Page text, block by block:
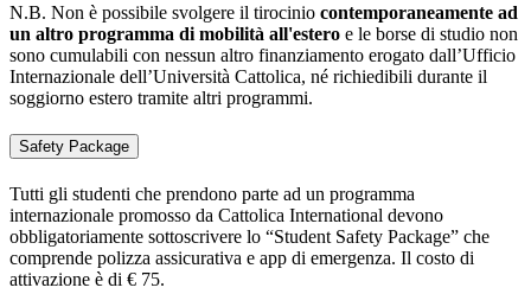
N.B. Non è possibile svolgere il tirocinio contemporaneamente ad
un altro programma di mobilità all'estero e le borse di studio non
sono cumulabili con nessun altro finanziamento erogato dall’Ufficio
Internazionale dell’Università Cattolica, né richiedibili durante il
soggiorno estero tramite altri programmi.
Safety Package
Tutti gli studenti che prendono parte ad un programma
internazionale promosso da Cattolica International devono
obbligatoriamente sottoscrivere lo “Student Safety Package” che
comprende polizza assicurativa e app di emergenza. Il costo di
attivazione è di € 75.